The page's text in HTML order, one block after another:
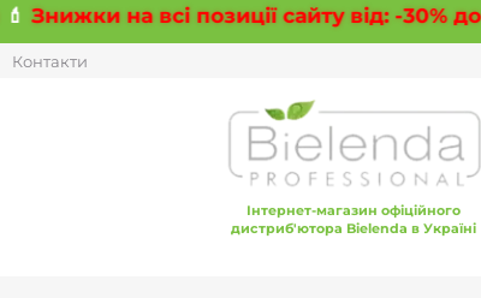
Знижки на всі позиції сайту від:-30%до-
Контакти
Інтернет-магазин офіційного
дистриб'ютора Bielenda в Україні